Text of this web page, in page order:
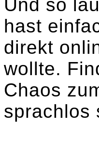
Und so
hast
direkt
wollte.
Chaos
sprachlos